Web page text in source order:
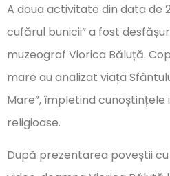
A doua activitate din data de
cufărul bunicii” a fost
muzeograf Viorica Băluță.
mare au analizat viața
Mare”, împletind
religioase.
După prezentarea poveștii